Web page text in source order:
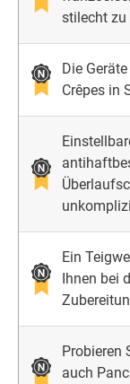
stilecht zu
Die
Crêpes in
Ein
Ihnen bei
Probieren
auch